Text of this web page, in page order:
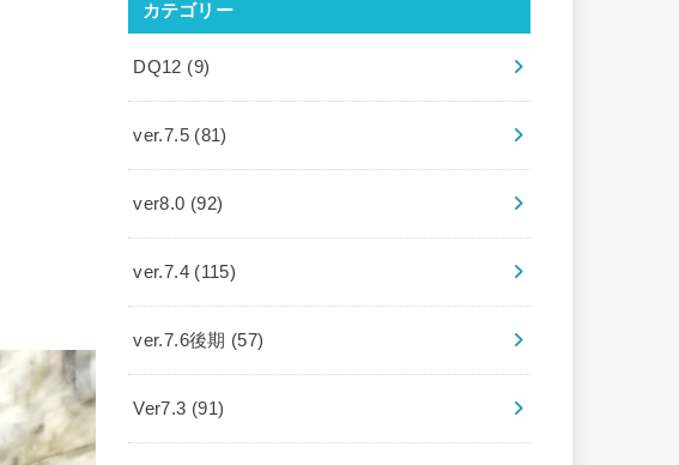
カテゴリー
DQ12 (9)
ver.7.5 (81)
ver8.0 (92)
ver.7.4 (115)
ver.7.6後期 (57)
Ver7.3 (91)